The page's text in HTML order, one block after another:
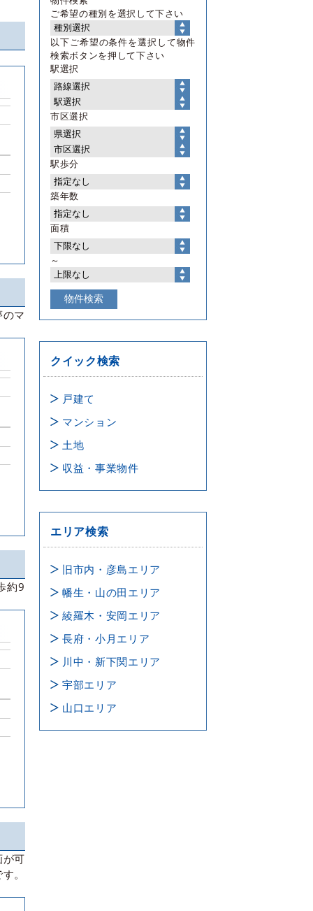
マ
約9
可
。
ご希望の種別を選択して下さい
以下ご希望の条件を選択して物件
検索ボタンを押して下さい
駅選択
市区選択
駅歩分
築年数
面積
～
クイック検索
戸建て
マンション
土地
収益・事業物件
エリア検索
旧市内・彦島エリア
幡生・山の田エリア
綾羅木・安岡エリア
長府・小月エリア
川中・新下関エリア
宇部エリア
山口エリア